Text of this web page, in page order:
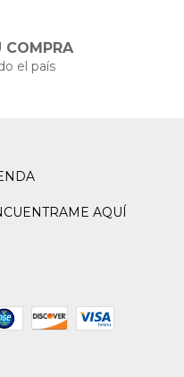
COMPRA
el país
AQUÍ